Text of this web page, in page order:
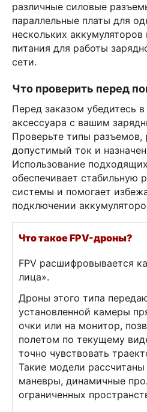
различные силовые
параллельные платы для
нескольких
питания для работы
сети.
Что проверить перед
Перед заказом убедитесь
аксессуара с вашим
Проверьте типы разъемов,
допустимый ток и
Использование
обеспечивает стабильную
системы и помогает
подключении
Что такое FPV-дроны?
FPV расшифровывается
лица».
Дроны этого типа
установленной камеры
очки или на монитор,
полетом по текущему
точно чувствовать
Такие модели
маневры, динамичные
ограниченных